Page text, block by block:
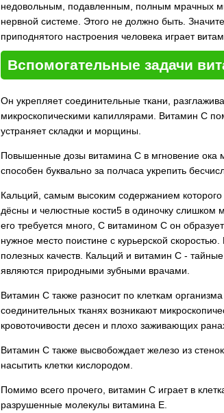
недовольным, подавленным, полным мрачных
нервной системе. Этого не должно быть.
приподнятого настроения человека играет
Вспомогательные задачи
Он укрепляет соединительные ткани,
микроскопическими капиллярами. Витамин С
устраняет складки и морщины.
Повышенные дозы витамина С в мгновение ока
способен буквально за полчаса укрепить
Кальций, самым высоким содержанием которого
дёсны и челюстные кости5 в одиночку слишком
его требуется много, С витамином С он
нужное место поистине с курьерской
полезных качеств. Кальций и витамин С -
являются природными зубными врачами.
Витамин С также разносит по клеткам
соединительных тканях возникают
кровоточивости десен и плохо заживающих
Витамин С также высвобождает железо из
насытить клетки кислородом.
Помимо всего прочего, витамин С играет в
разрушенные молекулы витамина Е.